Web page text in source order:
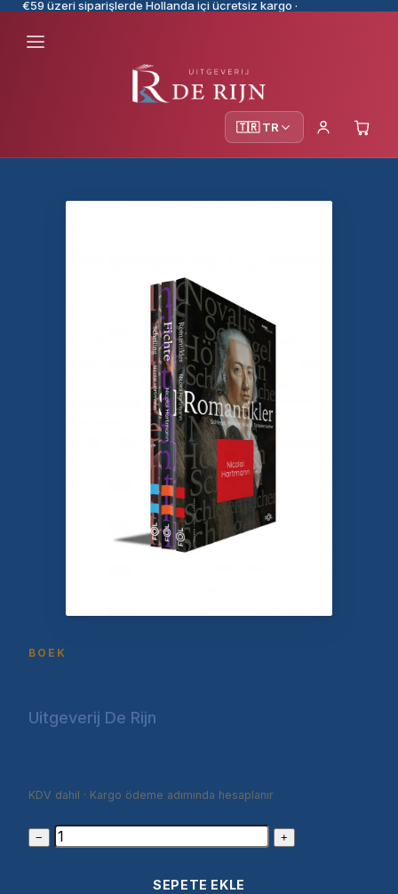
€59 üzeri siparişlerde Hollanda içi ücretsiz kargo ·
🇹🇷 TR
BOEK
Uitgeverij De Rijn
KDV dahil · Kargo ödeme adımında hesaplanır
− +
SEPETE EKLE